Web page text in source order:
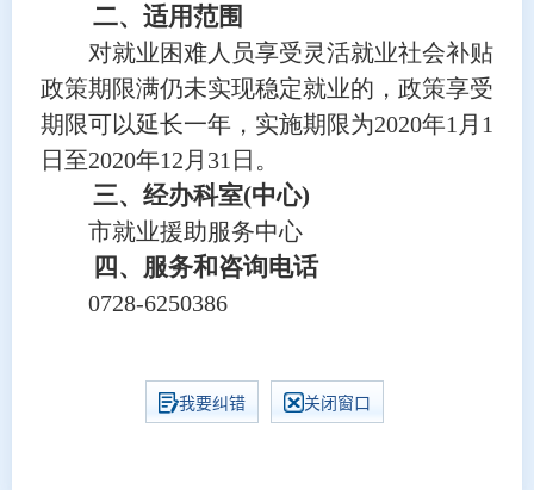
二、适用范围
对就业困难人员享受灵活就业社会补贴
政策期限满仍未实现稳定就业的，政策享受
期限可以延长一年，实施期限为2020年1月1
日至2020年12月31日。
三、经办科室(中心)
市就业援助服务中心
四、服务和咨询电话
0728-6250386
我要纠错 关闭窗口